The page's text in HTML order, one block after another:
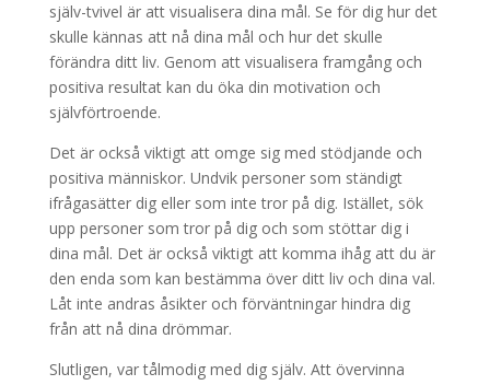
själv-tvivel är att visualisera dina mål. Se för dig hur det
skulle kännas att nå dina mål och hur det skulle
förändra ditt liv. Genom att visualisera framgång och
positiva resultat kan du öka din motivation och
självförtroende.
Det är också viktigt att omge sig med stödjande och
positiva människor. Undvik personer som ständigt
ifrågasätter dig eller som inte tror på dig. Istället, sök
upp personer som tror på dig och som stöttar dig i
dina mål. Det är också viktigt att komma ihåg att du är
den enda som kan bestämma över ditt liv och dina val.
Låt inte andras åsikter och förväntningar hindra dig
från att nå dina drömmar.
Slutligen, var tålmodig med dig själv. Att övervinna